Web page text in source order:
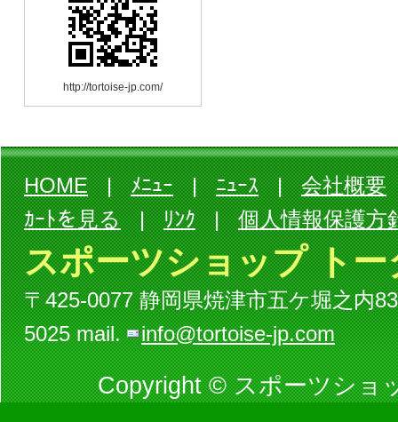
http://tortoise-jp.com/
HOME|ﾒﾆｭｰ|ﾆｭｰｽ|会社概要
ｶｰﾄを見る|ﾘﾝｸ|個人情報保護方
スポーツショップ ト
〒425-0077 静岡県焼津市五ケ堀之内
5025 mail. info@tortoise-jp.com
Copyright © スポーツシ